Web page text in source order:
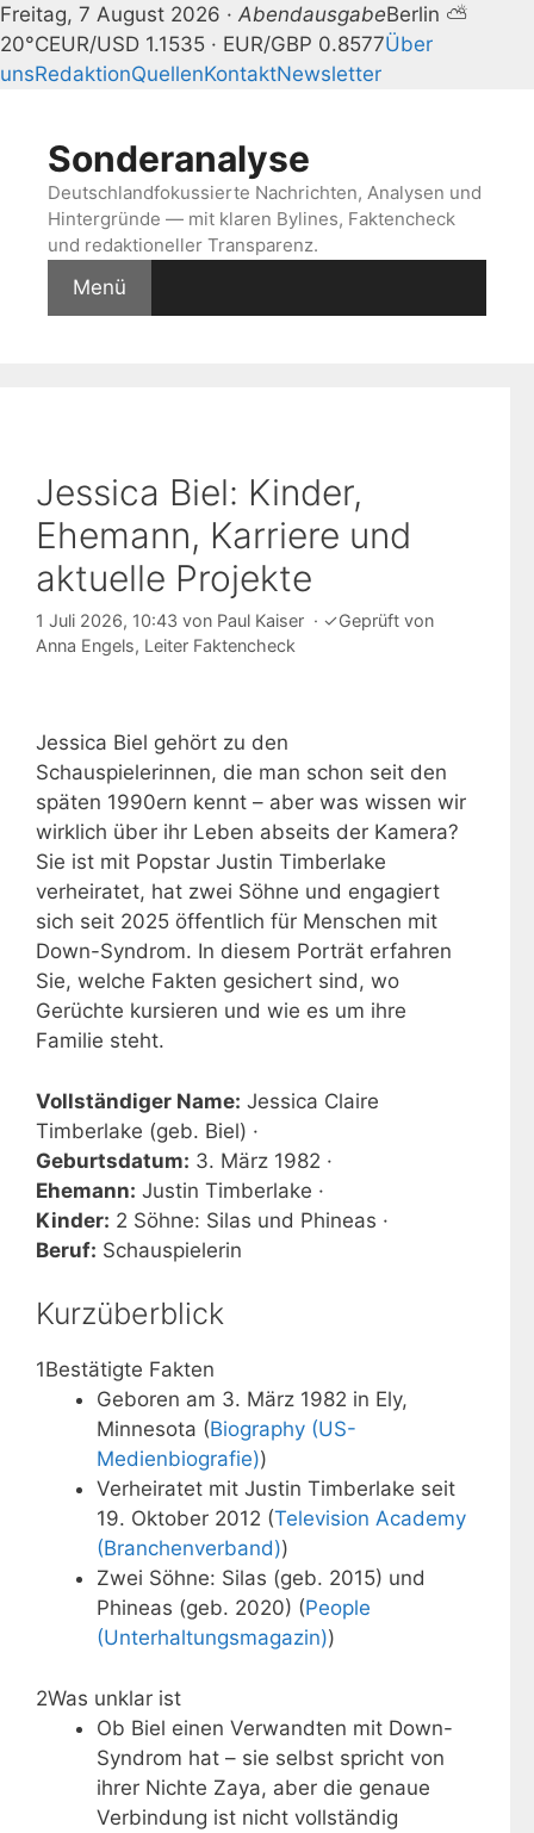
Freitag, 7 August 2026 · AbendausgabeBerlin ⛅
20°CEUR/USD 1.1535 · EUR/GBP 0.8577Über
unsRedaktionQuellenKontaktNewsletter
springenSonderanalyse
Deutschlandfokussierte Nachrichten, Analysen und
Hintergründe — mit klaren Bylines, Faktencheck
und redaktioneller Transparenz.
Menü
Jessica Biel: Kinder,
Ehemann, Karriere und
aktuelle Projekte
1 Juli 2026, 10:43 von Paul Kaiser · ✓Geprüft von
Anna Engels, Leiter Faktencheck
Jessica Biel gehört zu den
Schauspielerinnen, die man schon seit den
späten 1990ern kennt – aber was wissen wir
wirklich über ihr Leben abseits der Kamera?
Sie ist mit Popstar Justin Timberlake
verheiratet, hat zwei Söhne und engagiert
sich seit 2025 öffentlich für Menschen mit
Down-Syndrom. In diesem Porträt erfahren
Sie, welche Fakten gesichert sind, wo
Gerüchte kursieren und wie es um ihre
Familie steht.
Vollständiger Name: Jessica Claire
Timberlake (geb. Biel) ·
Geburtsdatum: 3. März 1982 ·
Ehemann: Justin Timberlake ·
Kinder: 2 Söhne: Silas und Phineas ·
Beruf: Schauspielerin
Kurzüberblick
1Bestätigte Fakten
Geboren am 3. März 1982 in Ely,
Minnesota (Biography (US-
Medienbiografie))
Verheiratet mit Justin Timberlake seit
19. Oktober 2012 (Television Academy
(Branchenverband))
Zwei Söhne: Silas (geb. 2015) und
Phineas (geb. 2020) (People
(Unterhaltungsmagazin))
2Was unklar ist
Ob Biel einen Verwandten mit Down-
Syndrom hat – sie selbst spricht von
ihrer Nichte Zaya, aber die genaue
Verbindung ist nicht vollständig